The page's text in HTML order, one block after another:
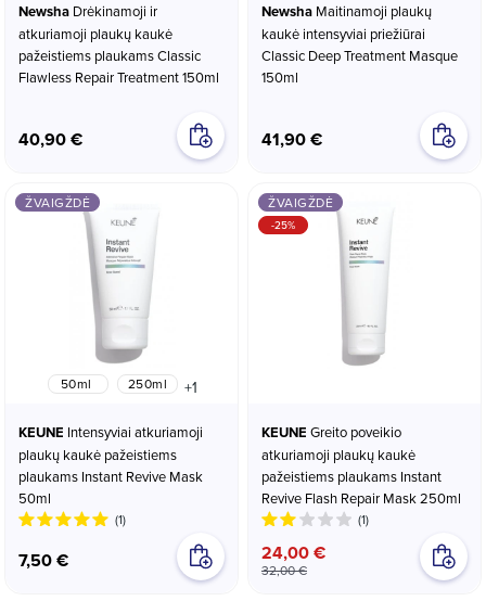
Newsha
atkuriamoji plaukų kaukė
pažeistiems plaukams Classic
Flawless Repair Treatment 150ml
40,90 €
Newsha
kaukė intensyviai priežiūrai
Classic Deep Treatment Masque
150ml
41,90 €
50ml 250ml +1
KEUNE
plaukų kaukė pažeistiems
plaukams Instant Revive Mask
50ml
(1)
7,50 €
ŽVAIGŽDĖ
KEUNE
atkuriamoji plaukų kaukė
pažeistiems plaukams Instant
Revive Flash Repair Mask 250ml
(1)
24,00 €
32,00 €
ŽVAIGŽDĖ
-25%